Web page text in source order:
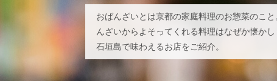
おばんざいとは京都の家庭料理のお惣菜のこ
んざいからよそってくれる料理はなぜか懐か
石垣島で味わえるお店をご紹介。